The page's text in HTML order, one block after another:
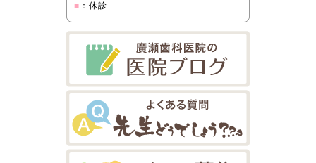
■ ：休診